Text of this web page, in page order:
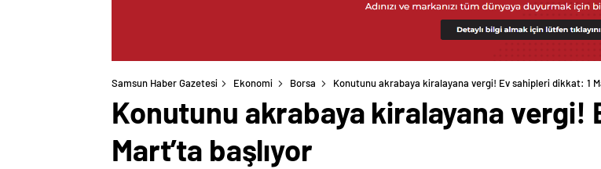
Samsun Haber Gazetesi Ekonomi Borsa Konutunu akrabaya kiralayana vergi! Ev sahipleri dikkat: 1
Konutunu akrabaya kiralayana vergi!
Mart’ta başlıyor